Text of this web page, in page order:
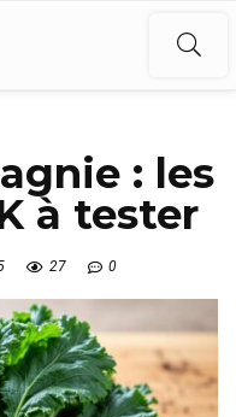
: les
à tester
27 0